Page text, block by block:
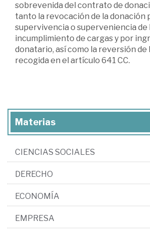
sobrevenida del contrato de
tanto la revocación de la donación
supervivencia o superveniencia de
incumplimiento de cargas y por
donatario, así como la reversión de
recogida en el artículo 641 CC.
Materias
CIENCIAS SOCIALES
DERECHO
ECONOMÍA
EMPRESA